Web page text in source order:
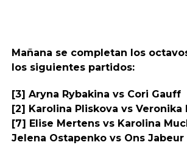
Mañana se completan los
los siguientes partidos:
[3] Aryna Rybakina vs Cori Gauff
[2] Karolina Pliskova vs
[7] Elise Mertens vs Karolina
Jelena Ostapenko vs Ons Jabeur